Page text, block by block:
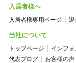
入居者様へ
入居者様専用ページ 退
当社について
トップページ インフ
代表ブログ
お客様の声